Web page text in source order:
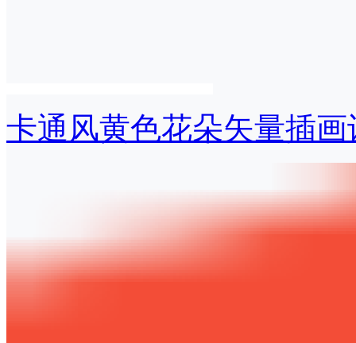
卡通风黄色花朵矢量插